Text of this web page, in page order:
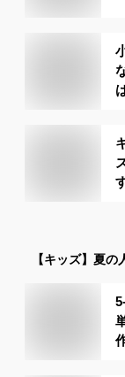
【キッズ】 夏の